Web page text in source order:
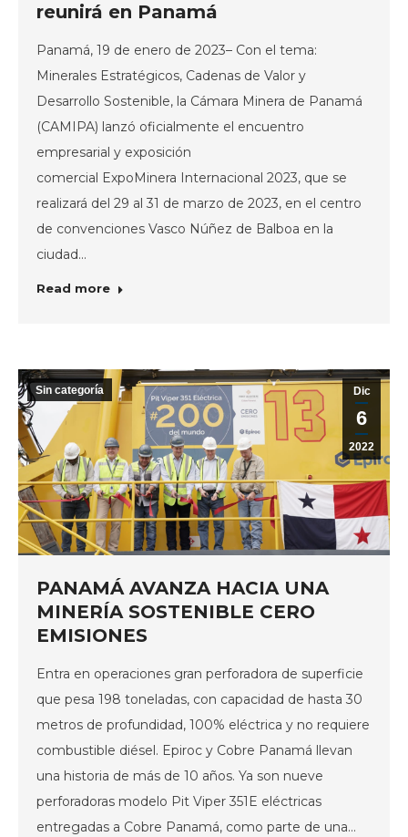
reunirá en Panamá
Panamá, 19 de enero de 2023– Con el tema:
Minerales Estratégicos, Cadenas de Valor y
Desarrollo Sostenible, la Cámara Minera de Panamá
(CAMIPA) lanzó oficialmente el encuentro
empresarial y exposición
comercial ExpoMinera Internacional 2023, que se
realizará del 29 al 31 de marzo de 2023, en el centro
de convenciones Vasco Núñez de Balboa en la
ciudad…
Read more
Dic
6
2022
Sin categoría
PANAMÁ AVANZA HACIA UNA
MINERÍA SOSTENIBLE CERO
EMISIONES
Entra en operaciones gran perforadora de superficie
que pesa 198 toneladas, con capacidad de hasta 30
metros de profundidad, 100% eléctrica y no requiere
combustible diésel. Epiroc y Cobre Panamá llevan
una historia de más de 10 años. Ya son nueve
perforadoras modelo Pit Viper 351E eléctricas
entregadas a Cobre Panamá, como parte de una…